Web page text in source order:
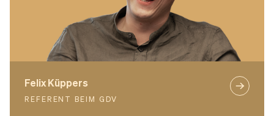
Felix Küppers
REFERENT BEIM GDV